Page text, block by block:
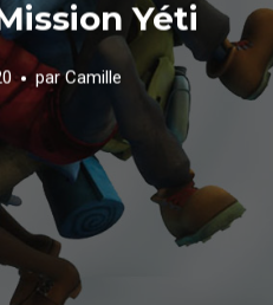
Yéti
par Camille